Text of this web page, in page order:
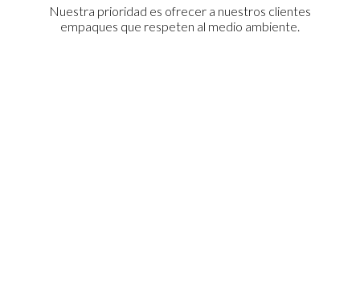
Nuestra prioridad es ofrecer a nuestros clientes
empaques que respeten al medio ambiente.